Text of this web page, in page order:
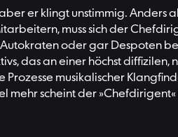
er klingt unstimmig.
muss sich der
oder gar Despoten
das an einer höchst
musikalischer
mehr scheint der